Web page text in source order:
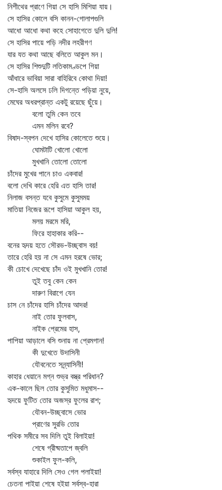
নিশীথের প্রাণে গিয়া সে হাসি মিশিয়া যায়।
সে হাসির কোলে বসি কানন-গোলাপগুলি
আধো আধো কথা কহে সোহাগেতে দুলি দুলি!
সে হাসির পায়ে পড়ি নদীর লহরীগণ
যার যত কথা আছে বলিতে আকুল মন।
সে হাসির শিশুদুটি লতিকামণ্ডপে গিয়া
আঁধারে ভাবিয়া সারা বাহিরিবে কোথা দিয়া!
সে-হাসি অলসে ঢলি দিগন্তে পড়িয়া নুয়ে,
মেঘের অধরপ্রান্ত একটু রয়েছে ছুঁয়ে।
বলো তুমি কেন তবে
এমন মলিন রবে?
বিষাদ-স্বপন দেখে হাসির কোলেতে শুয়ে।
ঘোমটাটি খোলো খোলো
মুখখানি তোলো তোলো
চাঁদের মুখের পানে চাও একবার!
বলো দেখি কারে হেরি এত হাসি তার!
নিলাজ বসন্ত যবে কুসুমে কুসুমময়
মাতিয়া নিজের রূপে হাসিয়া আকুল হয়,
মলয় মরমে মরি,
ফিরে হাহাকার করি--
বনের হৃদয় হতে সৌরভ-উচ্ছ্বাস বয়!
তারে হেরি হয় না সে এমন হরষে ভোর;
কী চোখে দেখেছে চাঁদ ওই মুখখানি তোর!
তুই তবু কেন কেন
দারুণ বিরাগে যেন
চাস নে চাঁদের হাসি চাঁদের আদর!
নাই তোর ফুলবাস,
নাইক প্রেমের হাস,
পাপিয়া আড়ালে বসি শুনায় না প্রেমগান!
কী দুখেতে উদাসিনী
যৌবনেতে সন্ন্যাসিনী!
কাহার ধেয়ানে মগ্ন শুভ্র বস্ত্র পরিধান?
এক-কালে ছিল তোর কুসুমিত মধুমাস--
হৃদয়ে ফুটিত তোর অজস্র ফুলের রাশ;
যৌবন-উচ্ছ্বাসে ভোর
প্রাণের সুরভি তোর
পথিক সমীরে সব দিলি তুই বিলাইয়া!
শেষে গ্রীষ্মতাপে জ্বলি
শুকাইল ফুল-কলি,
সর্বস্ব যাহারে দিলি সেও গেল পলাইয়া!
চেতনা পাইয়া শেষে হইয়া সর্বস্ব-হারা